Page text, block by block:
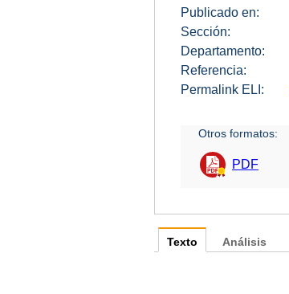
Publicado en:
Sección:
Departamento:
Referencia:
Permalink ELI:
Otros formatos:
PDF
Texto Análisis